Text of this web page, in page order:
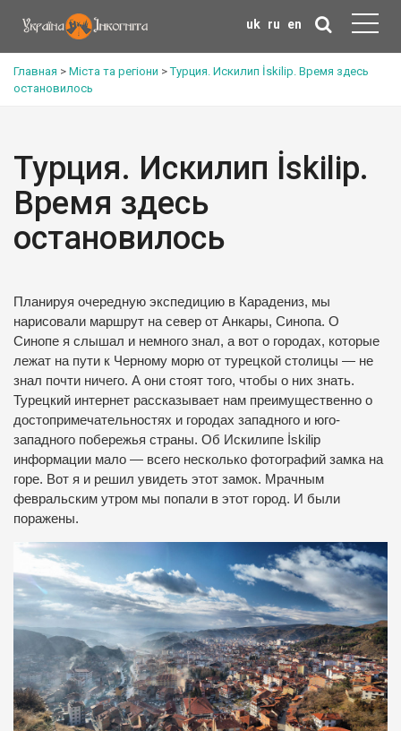
uk ru en
Главная > Міста та регіони >Турция. Искилип İskilip. Время здесь
остановилось
Турция. Искилип İskilip.
Время здесь
остановилось
Планируя очередную экспедицию в Карадениз, мы
нарисовали маршрут на север от Анкары, Синопа. О
Синопе я слышал и немного знал, а вот о городах, которые
лежат на пути к Черному морю от турецкой столицы — не
знал почти ничего. А они стоят того, чтобы о них знать.
Турецкий интернет рассказывает нам преимущественно о
достопримечательностях и городах западного и юго-
западного побережья страны. Об Искилипе İskilip
информации мало — всего несколько фотографий замка на
горе. Вот я и решил увидеть этот замок. Мрачным
февральским утром мы попали в этот город. И были
поражены.